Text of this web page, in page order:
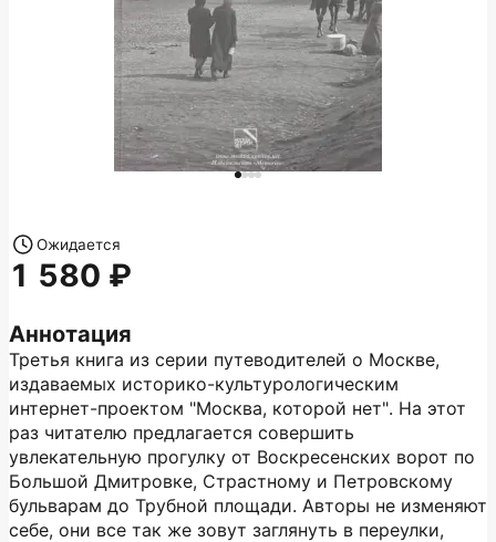
Аннотация
Третья книга из серии путеводителей о Москве,
издаваемых историко-культурологическим
интернет-проектом "Москва, которой нет". На этот
раз читателю предлагается совершить
увлекательную прогулку от Воскресенских ворот по
Большой Дмитровке, Страстному и Петровскому
бульварам до Трубной площади. Авторы не изменяют
себе, они все так же зовут заглянуть в переулки,
Ожидается
1 580